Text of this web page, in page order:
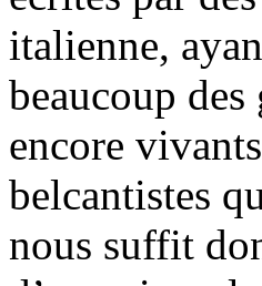
italienne,
beaucoup
encore
belcantistes
nous suffit